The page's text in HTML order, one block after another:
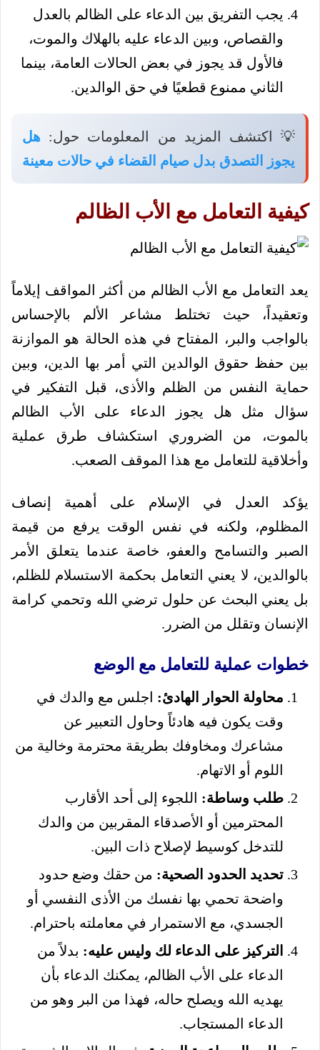
يجب التفريق بين الدعاء على الظالم بالعدل
والقصاص، وبين الدعاء عليه بالهلاك والموت،
فالأول قد يجوز في بعض الحالات العامة، بينما
الثاني ممنوع قطعيًا في حق الوالدين.
💡 اكتشف المزيد من المعلومات حول: هل
يجوز التصدق بدل صيام القضاء في حالات معينة
كيفية التعامل مع الأب الظالم
يعد التعامل مع الأب الظالم من أكثر المواقف إيلاماً
وتعقيداً، حيث تختلط مشاعر الألم بالإحساس
بالواجب والبر، المفتاح في هذه الحالة هو الموازنة
بين حفظ حقوق الوالدين التي أمر بها الدين، وبين
حماية النفس من الظلم والأذى، قبل التفكير في
سؤال مثل هل يجوز الدعاء على الأب الظالم
بالموت، من الضروري استكشاف طرق عملية
وأخلاقية للتعامل مع هذا الموقف الصعب.
يؤكد العدل في الإسلام على أهمية إنصاف
المظلوم، ولكنه في نفس الوقت يرفع من قيمة
الصبر والتسامح والعفو، خاصة عندما يتعلق الأمر
بالوالدين، لا يعني التعامل بحكمة الاستسلام للظلم،
بل يعني البحث عن حلول ترضي الله وتحمي كرامة
الإنسان وتقلل من الضرر.
خطوات عملية للتعامل مع الوضع
محاولة الحوار الهادئ: اجلس مع والدك في
وقت يكون فيه هادئاً وحاول التعبير عن
مشاعرك ومخاوفك بطريقة محترمة وخالية من
اللوم أو الاتهام.
طلب وساطة: اللجوء إلى أحد الأقارب
المحترمين أو الأصدقاء المقربين من والدك
للتدخل كوسيط لإصلاح ذات البين.
تحديد الحدود الصحية: من حقك وضع حدود
واضحة تحمي بها نفسك من الأذى النفسي أو
الجسدي، مع الاستمرار في معاملته باحترام.
التركيز على الدعاء لك وليس عليه: بدلاً من
الدعاء على الأب الظالم، يمكنك الدعاء بأن
يهديه الله ويصلح حاله، فهذا من البر وهو من
الدعاء المستجاب.